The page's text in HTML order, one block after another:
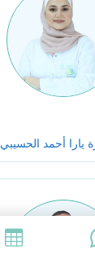
يارا أحمد الحسيبي